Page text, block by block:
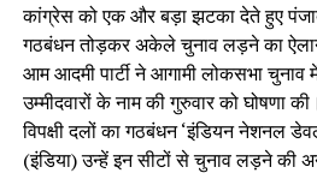
कांग्रेस को एक और बड़ा झटका देते हुए
गठबंधन तोड़कर अकेले चुनाव लड़ने का
आम आदमी पार्टी ने आगामी लोकसभा
उम्मीदवारों के नाम की गुरुवार को घोषणा
विपक्षी दलों का गठबंधन ‘इंडियन नेशनल
(इंडिया) उन्हें इन सीटों से चुनाव लड़ने की